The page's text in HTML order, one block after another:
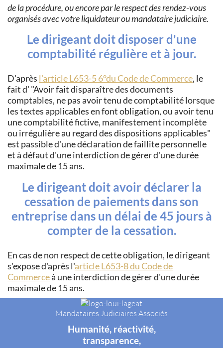
de la procédure, ou encore par le respect des rendez-vous
organisés avec votre liquidateur ou mandataire judiciaire.
Le dirigeant doit disposer d'une
comptabilité régulière et à jour.
D'après l'article L653-5 6°du Code de Commerce, le
fait d' Avoir fait disparaître des documents
comptables, ne pas avoir tenu de comptabilité lorsque
les textes applicables en font obligation, ou avoir tenu
une comptabilité fictive, manifestement incomplète
ou irrégulière au regard des dispositions applicables
est passible d'une déclaration de faillite personnelle
et à défaut d'une interdiction de gérer d'une durée
maximale de 15 ans.
Le dirigeant doit avoir déclarer la
cessation de paiements dans son
entreprise dans un délai de 45 jours à
compter de la cessation.
En cas de non respect de cette obligation, le dirigeant
s'expose d'après l'article L653-8 du Code de
Commerceà une interdiction de gérer d'une durée
maximale de 15 ans.
Mandataires Judiciaires Associés
Humanité, réactivité,
transparence,